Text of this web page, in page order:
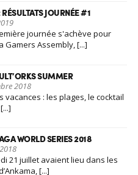
JOURNÉE #1
journée s'achève pour
Gamers Assembly, [...]
SUMMER
2018
vacances : les plages, le cocktail
WORLD SERIES 2018
21 juillet avaient lieu dans les
[...]